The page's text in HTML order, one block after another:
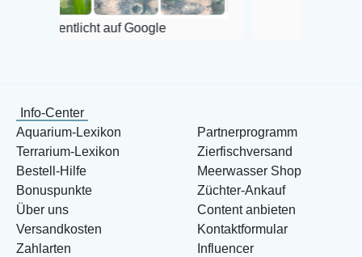
auf Google
Info-Center
Aquarium-Lexikon
Terrarium-Lexikon
Bestell-Hilfe
Bonuspunkte
Über uns
Versandkosten
Zahlarten
Partnerprogramm
Zierfischversand
Meerwasser Shop
Züchter-Ankauf
Content anbieten
Kontaktformular
Influencer